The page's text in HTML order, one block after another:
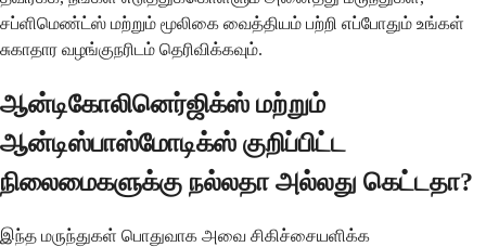
சப்ளிமெண்ட்ஸ் மற்றும் மூலிகை வைத்தியம் பற்றி எப்போதும் உங்கள்
சுகாதார வழங்குநரிடம் தெரிவிக்கவும்.
ஆன்டிகோலினெர்ஜிக்ஸ் மற்றும்
ஆன்டிஸ்பாஸ்மோடிக்ஸ் குறிப்பிட்ட
நிலைமைகளுக்கு நல்லதா அல்லது கெட்டதா?
இந்த மருந்துகள் பொதுவாக அவை சிகிச்சையளிக்க